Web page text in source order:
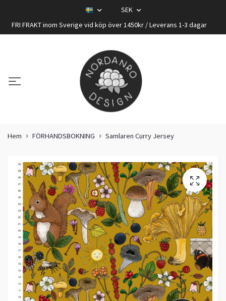
SEK
FRI FRAKT inom Sverige vid köp över 1450kr / Leverans 1-3 dagar
Hem FÖRHANDSBOKNING Samlaren Curry Jersey